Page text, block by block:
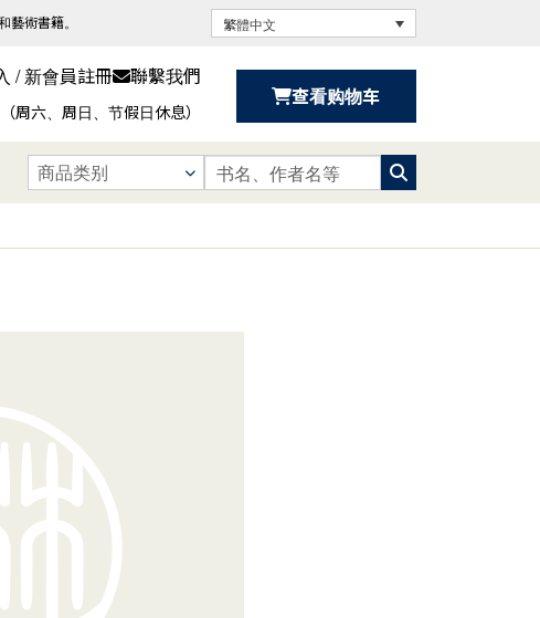
術書籍。 繁體中文
/ 新會員註冊 聯繫我們
周六、周日、节假日休息）
查看购物车